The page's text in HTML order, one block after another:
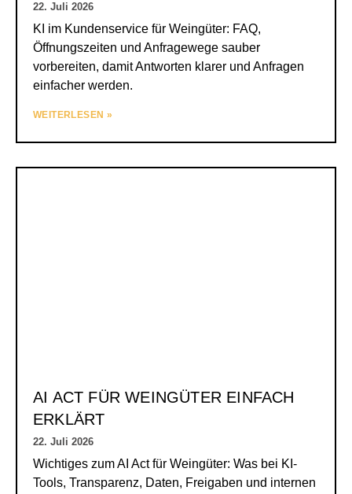
22. Juli 2026
KI im Kundenservice für Weingüter: FAQ,
Öffnungszeiten und Anfragewege sauber
vorbereiten, damit Antworten klarer und Anfragen
einfacher werden.
WEITERLESEN »
AI ACT FÜR WEINGÜTER EINFACH
ERKLÄRT
22. Juli 2026
Wichtiges zum AI Act für Weingüter: Was bei KI-
Tools, Transparenz, Daten, Freigaben und internen